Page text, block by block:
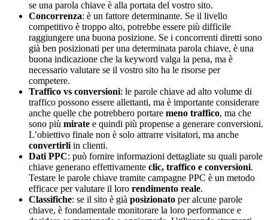
se una parola chiave è alla portata del vostro sito.
Concorrenza: è un fattore determinante. Se il livello
competitivo è troppo alto, potrebbe essere più difficile
raggiungere una buona posizione. Se i concorrenti diretti sono
già ben posizionati per una determinata parola chiave, è una
buona indicazione che la keyword valga la pena, ma è
necessario valutare se il vostro sito ha le risorse per
competere.
Traffico vs conversioni: le parole chiave ad alto volume di
traffico possono essere allettanti, ma è importante considerare
anche quelle che potrebbero portare meno traffico, ma che
sono più mirate e quindi più propense a generare conversioni.
L’obiettivo finale non è solo attrarre visitatori, ma anche
convertirli in clienti.
Dati PPC: può fornire informazioni dettagliate su quali parole
chiave generano effettivamente clic, traffico e conversioni.
Testare le parole chiave tramite campagne PPC è un metodo
efficace per valutare il loro rendimento reale.
Classifiche: se il sito è già posizionato per alcune parole
chiave, è fondamentale monitorare la loro performance e